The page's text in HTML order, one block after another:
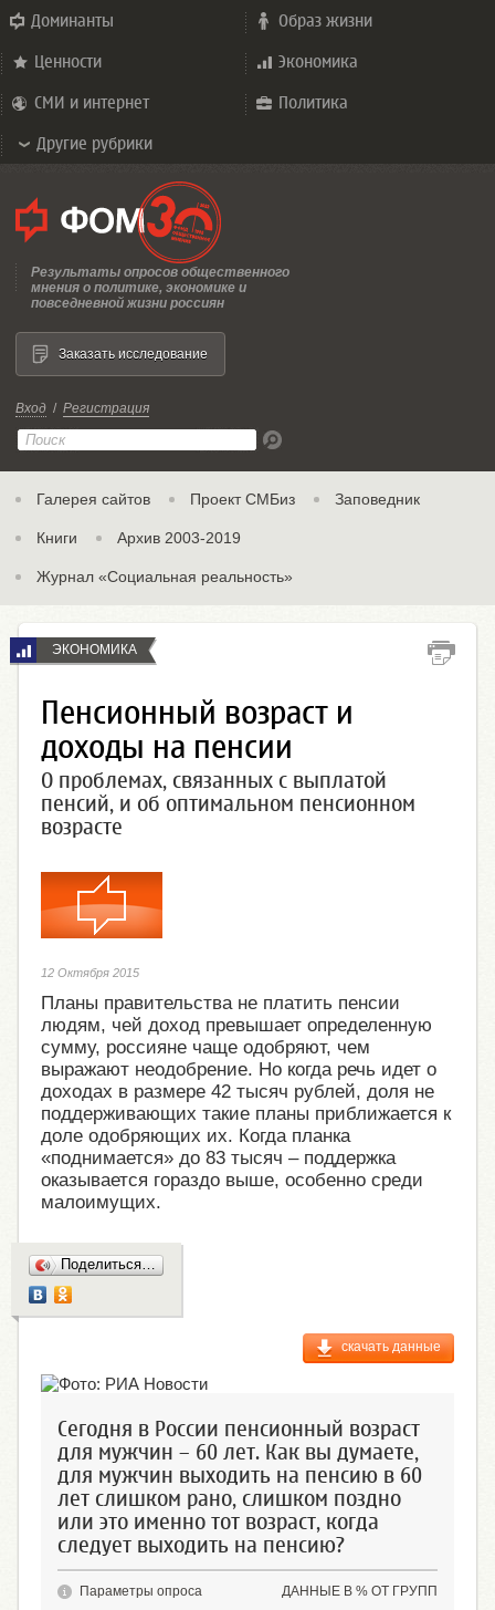
Доминанты Образ жизни
Ценности Экономика
СМИ и интернет Политика
Другие рубрики
Результаты опросов общественного
мнения о политике, экономике и
повседневной жизни россиян
Вход / Регистрация
Галерея сайтов Проект СМБиз Заповедник
Книги Архив 2003-2019
Журнал «Социальная реальность»
Заказать исследование
ЭКОНОМИКА
Пенсионный возраст и
доходы на пенсии
О проблемах, связанных с выплатой
пенсий, и об оптимальном пенсионном
возрасте
12 Октября 2015
Планы правительства не платить пенсии
людям, чей доход превышает определенную
сумму, россияне чаще одобряют, чем
выражают неодобрение. Но когда речь идет о
доходах в размере 42 тысяч рублей, доля не
поддерживающих такие планы приближается к
доле одобряющих их. Когда планка
«поднимается» до 83 тысяч – поддержка
оказывается гораздо выше, особенно среди
малоимущих.
скачать данные
Сегодня в России пенсионный возраст
для мужчин – 60 лет. Как вы думаете,
для мужчин выходить на пенсию в 60
лет слишком рано, слишком поздно
или это именно тот возраст, когда
следует выходить на пенсию?
ДАННЫЕ В % ОТ ГРУПП
Параметры опроса
Поделиться…